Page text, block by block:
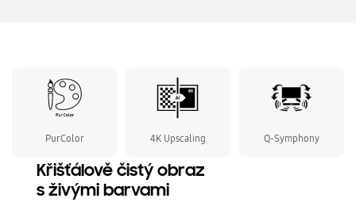
PurColor 4K Upscaling Q-Symphony
Křišťálově čistý obraz
s živými barvami